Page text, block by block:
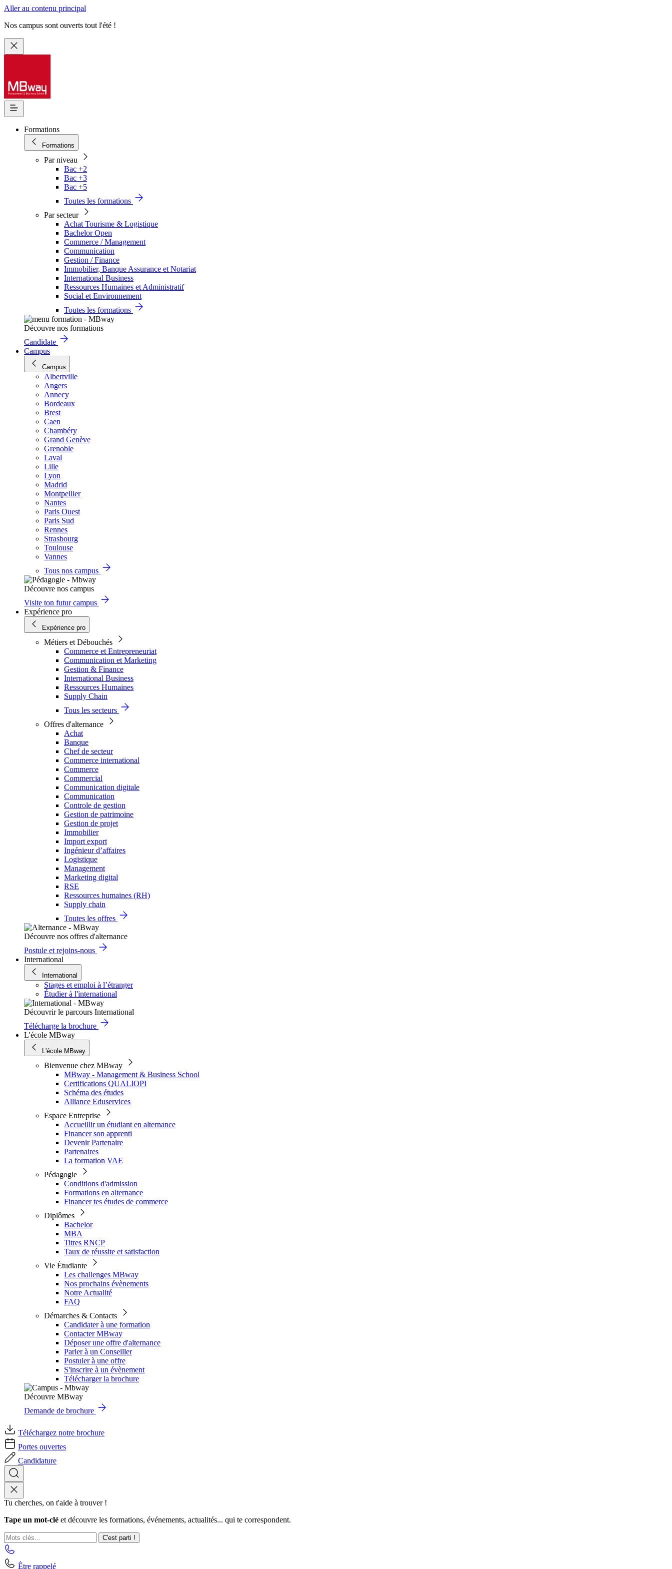
Aller au contenu principal
Nos campus sont ouverts tout l'été !
Formations
Formations
Par niveau
Bac +2
Bac +3
Bac +5
Toutes les formations
Par secteur
Achat Tourisme & Logistique
Bachelor Open
Commerce / Management
Communication
Gestion / Finance
Immobilier, Banque Assurance et Notariat
International Business
Ressources Humaines et Administratif
Social et Environnement
Toutes les formations
Découvre nos formations
Candidate
Campus
Campus
Albertville
Angers
Annecy
Bordeaux
Brest
Caen
Chambéry
Grand Genève
Grenoble
Laval
Lille
Lyon
Madrid
Montpellier
Nantes
Paris Ouest
Paris Sud
Rennes
Strasbourg
Toulouse
Vannes
Tous nos campus
Découvre nos campus
Visite ton futur campus
Expérience pro
Expérience pro
Métiers et Débouchés
Commerce et Entrepreneuriat
Communication et Marketing
Gestion & Finance
International Business
Ressources Humaines
Supply Chain
Tous les secteurs
Offres d'alternance
Achat
Banque
Chef de secteur
Commerce international
Commerce
Commercial
Communication digitale
Communication
Controle de gestion
Gestion de patrimoine
Gestion de projet
Immobilier
Import export
Ingénieur d’affaires
Logistique
Management
Marketing digital
RSE
Ressources humaines (RH)
Supply chain
Toutes les offres
Découvre nos offres d'alternance
Postule et rejoins-nous
International
International
Stages et emploi à l’étranger
Étudier à l'international
Découvrir le parcours International
Télécharge la brochure
L'école MBway
L'école MBway
Bienvenue chez MBway
MBway - Management & Business School
Certifications QUALIOPI
Schéma des études
Alliance Eduservices
Espace Entreprise
Accueillir un étudiant en alternance
Financer son apprenti
Devenir Partenaire
Partenaires
La formation VAE
Pédagogie
Conditions d'admission
Formations en alternance
Financer tes études de commerce
Diplômes
Bachelor
MBA
Titres RNCP
Taux de réussite et satisfaction
Vie Étudiante
Les challenges MBway
Nos prochains évènements
Notre Actualité
FAQ
Démarches & Contacts
Candidater à une formation
Contacter MBway
Déposer une offre d'alternance
Parler à un Conseiller
Postuler à une offre
S'inscrire à un évènement
Télécharger la brochure
Découvre MBway
Demande de brochure
Téléchargez notre brochure
Portes ouvertes
Candidature
Tu cherches, on t'aide à trouver !
Tape un mot-clé et découvre les formations, événements, actualités... qui te correspondent.
C'est parti !
Être rappelé